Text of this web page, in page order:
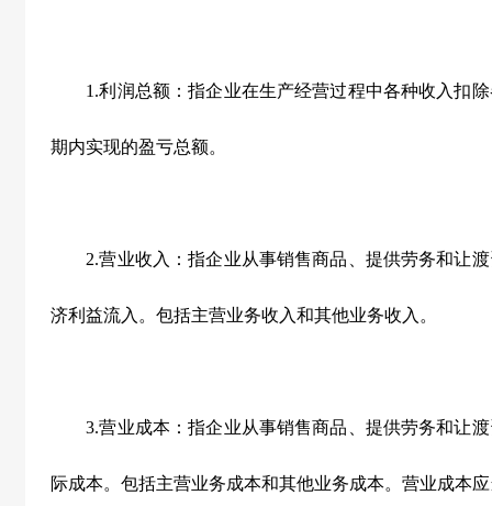
1.利润总额：指企业在生产经营过程中各种收入扣除
期内实现的盈亏总额。
2.营业收入：指企业从事销售商品、提供劳务和让渡
济利益流入。包括主营业务收入和其他业务收入。
3.营业成本：指企业从事销售商品、提供劳务和让渡
际成本。包括主营业务成本和其他业务成本。营业成本